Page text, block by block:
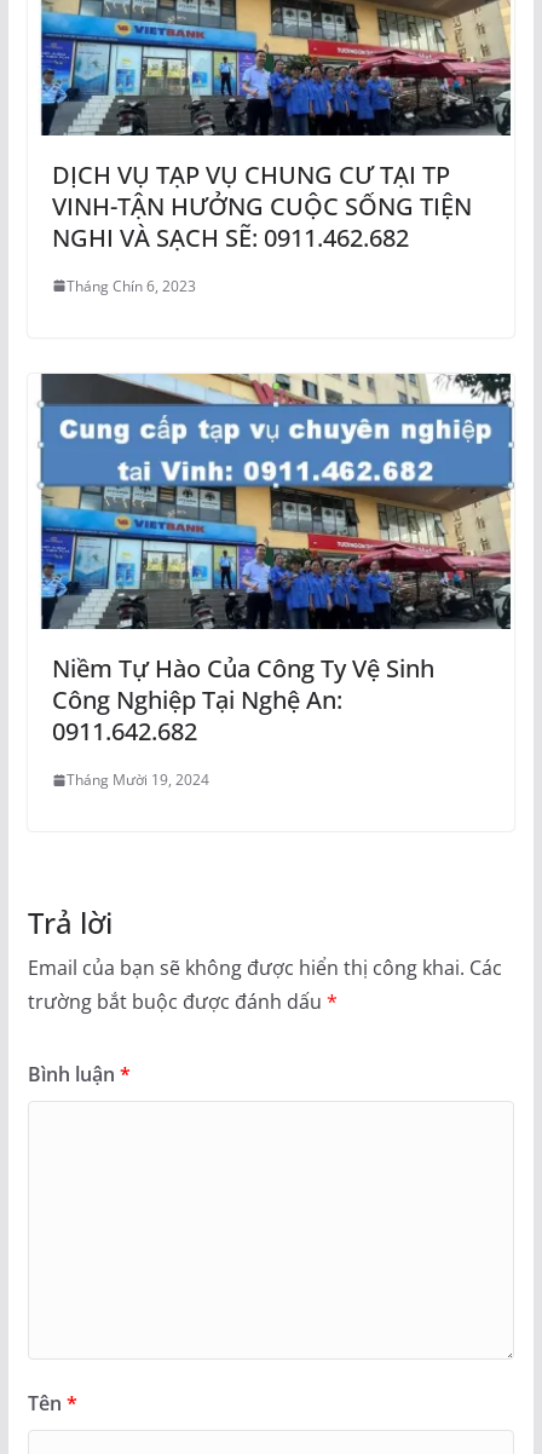
DỊCH VỤ TẠP VỤ CHUNG CƯ TẠI TP
VINH-TẬN HƯỞNG CUỘC SỐNG TIỆN
NGHI VÀ SẠCH SẼ: 0911.462.682
Tháng Chín 6, 2023
Niềm Tự Hào Của Công Ty Vệ Sinh
Công Nghiệp Tại Nghệ An:
0911.642.682
Tháng Mười 19, 2024
Trả lời
Email của bạn sẽ không được hiển thị công khai. Các
trường bắt buộc được đánh dấu *
Bình luận *
Tên *